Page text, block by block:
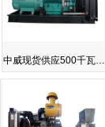
中威现货供应500千瓦…